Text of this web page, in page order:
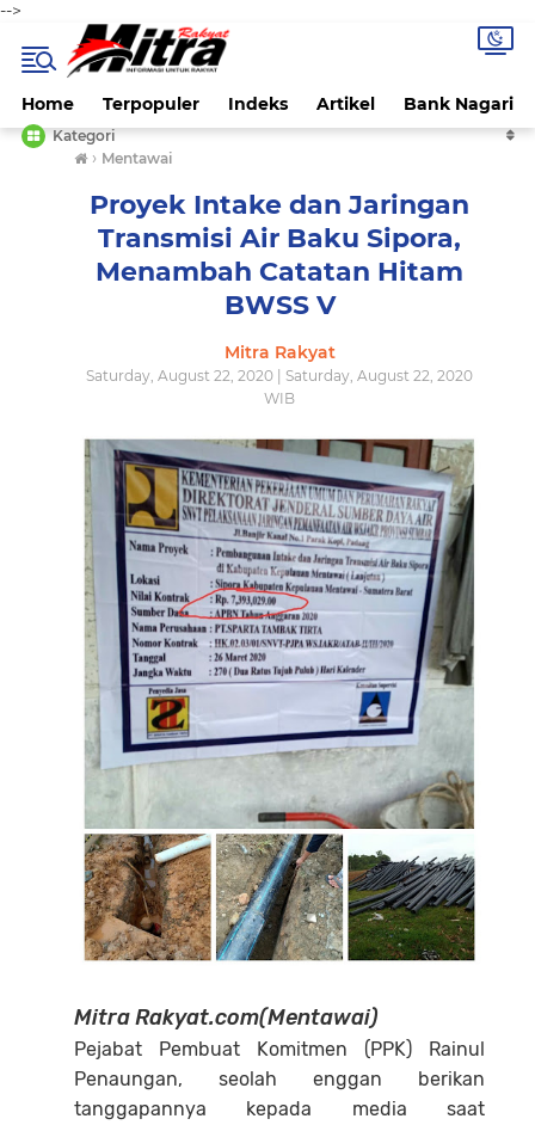
-->
Home Terpopuler Indeks Artikel Bank Nagari
Kategori
› Mentawai
Proyek Intake dan Jaringan
Transmisi Air Baku Sipora,
Menambah Catatan Hitam
BWSS V
Mitra Rakyat
Saturday, August 22, 2020 | Saturday, August 22, 2020
WIB
Mitra Rakyat.com(Mentawai)
Pejabat Pembuat Komitmen (PPK) Rainul
Penaungan, seolah enggan berikan
tanggapannya kepada media saat